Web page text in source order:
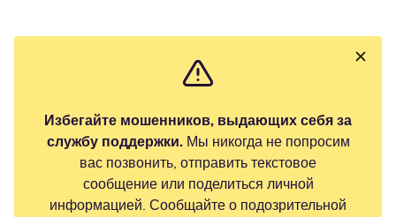
Избегайте мошенников, выдающих себя за
службу поддержки.Мы никогда не попросим
вас позвонить, отправить текстовое
сообщение или поделиться личной
информацией. Сообщайте о подозрительной